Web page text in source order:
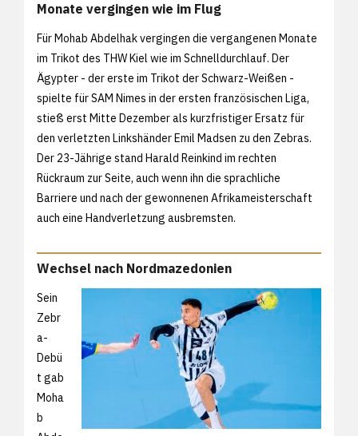
Monate vergingen wie im Flug
Für Mohab Abdelhak vergingen die vergangenen Monate
im Trikot des THW Kiel wie im Schnelldurchlauf. Der
Ägypter - der erste im Trikot der Schwarz-Weißen -
spielte für SAM Nimes in der ersten französischen Liga,
stieß erst Mitte Dezember als kurzfristiger Ersatz für
den verletzten Linkshänder Emil Madsen zu den Zebras.
Der 23-Jährige stand Harald Reinkind im rechten
Rückraum zur Seite, auch wenn ihn die sprachliche
Barriere und nach der gewonnenen Afrikameisterschaft
auch eine Handverletzung ausbremsten.
Wechsel nach Nordmazedonien
Sein
Zebr
a-
Debü
t gab
Moha
b